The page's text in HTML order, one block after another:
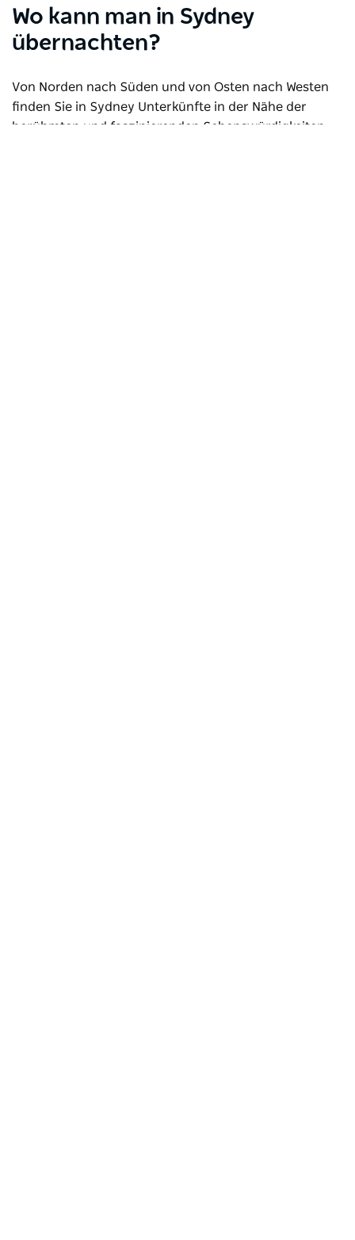
Wo kann man in Sydney
übernachten?
Von Norden nach Süden und von Osten nach Westen
finden Sie in Sydney Unterkünfte in der Nähe der
berühmten und faszinierenden Sehenswürdigkeiten,